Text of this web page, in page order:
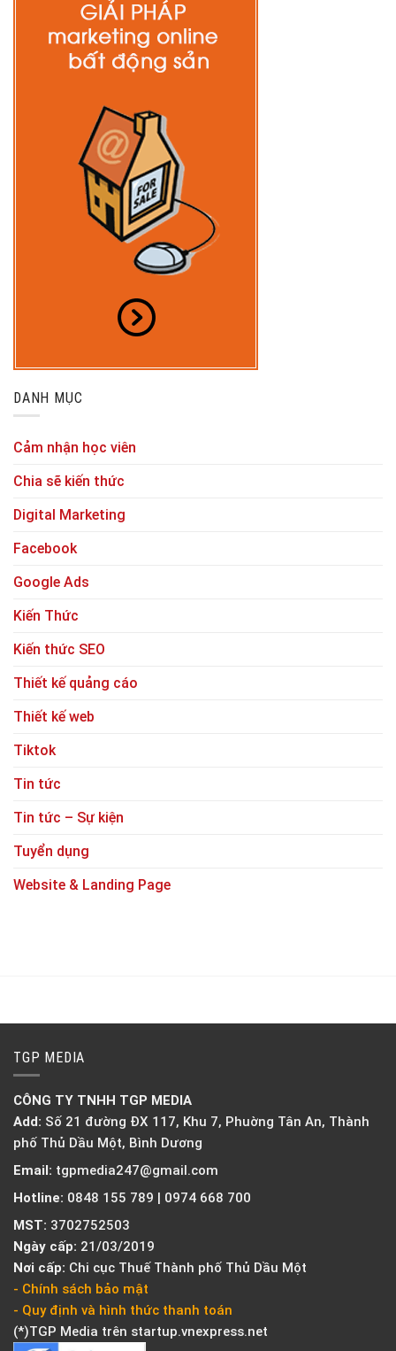
DANH MỤC
Cảm nhận học viên
Chia sẽ kiến thức
Digital Marketing
Facebook
Google Ads
Kiến Thức
Kiến thức SEO
Thiết kế quảng cáo
Thiết kế web
Tiktok
Tin tức
Tin tức – Sự kiện
Tuyển dụng
Website & Landing Page
TGP MEDIA
CÔNG TY TNHH TGP MEDIA
Add: Số 21 đường ĐX 117, Khu 7, Phuờng Tân An, Thành
phố Thủ Dầu Một, Bình Dương
Email: tgpmedia247@gmail.com
Hotline: 0848 155 789 | 0974 668 700
MST: 3702752503
Ngày cấp: 21/03/2019
Nơi cấp: Chi cục Thuế Thành phố Thủ Dầu Một
- Chính sách bảo mật
- Quy định và hình thức thanh toán
(*)TGP Media trên startup.vnexpress.net